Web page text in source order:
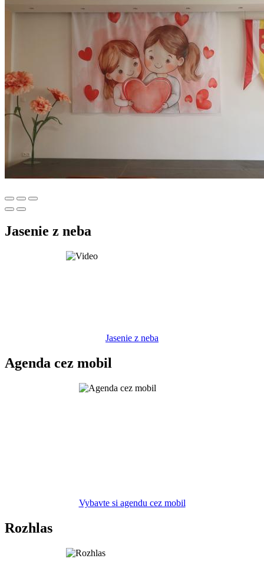
Jasenie z neba
Jasenie z neba
Agenda cez mobil
Vybavte si agendu cez mobil
Rozhlas